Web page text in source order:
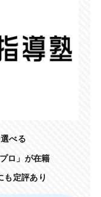
べる
ロ」が在籍
も定評あり